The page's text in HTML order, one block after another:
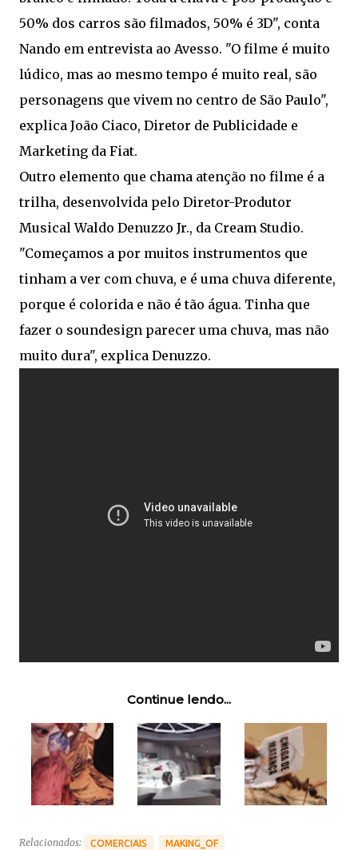
50% dos carros são filmados, 50% é 3D", conta
Nando em entrevista ao Avesso. "O filme é muito
lúdico, mas ao mesmo tempo é muito real, são
personagens que vivem no centro de São Paulo",
explica João Ciaco, Diretor de Publicidade e
Marketing da Fiat.
Outro elemento que chama atenção no filme é a
trilha, desenvolvida pelo Diretor-Produtor
Musical Waldo Denuzzo Jr., da Cream Studio.
"Começamos a por muitos instrumentos que
tinham a ver com chuva, e é uma chuva diferente,
porque é colorida e não é tão água. Tinha que
fazer o soundesign parecer uma chuva, mas não
muito dura", explica Denuzzo.
Continue lendo...
Relacionados: COMERCIAIS MAKING_OF